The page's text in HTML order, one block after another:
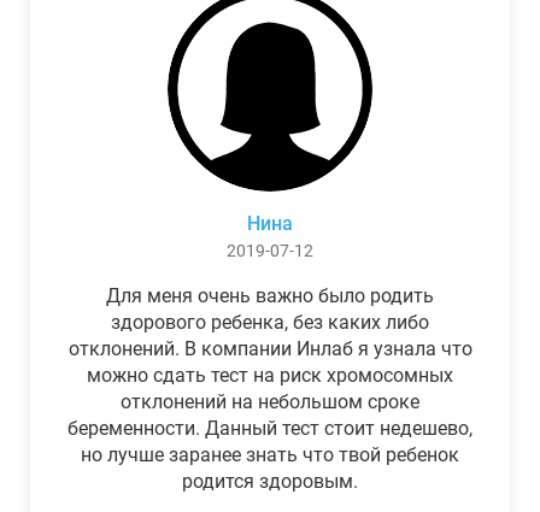
Нина
2019-07-12
Для меня очень важно было родить
здорового ребенка, без каких либо
отклонений. В компании Инлаб я узнала что
можно сдать тест на риск хромосомных
отклонений на небольшом сроке
беременности. Данный тест стоит недешево,
но лучше заранее знать что твой ребенок
родится здоровым.